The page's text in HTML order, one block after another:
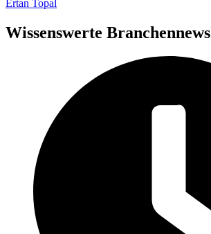
Ertan Topal
Wissenswerte Branchennews